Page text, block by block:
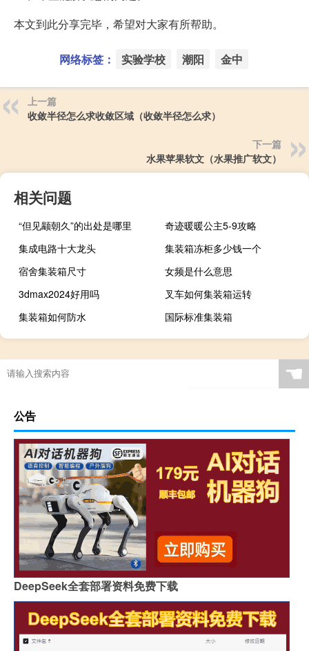
本文到此分享完毕，希望对大家有所帮助。
网络标签： 实验学校 潮阳 金中
上一篇
收敛半径怎么求收敛区域（收敛半径怎么求）
下一篇
水果苹果软文（水果推广软文）
相关问题
“但见颛朝久”的出处是哪里
奇迹暖暖公主5-9攻略
集成电路十大龙头
集装箱冻柜多少钱一个
宿舍集装箱尺寸
女频是什么意思
3dmax2024好用吗
叉车如何集装箱运转
集装箱如何防水
国际标准集装箱
☚
公告
DeepSeek全套部署资料免费下载